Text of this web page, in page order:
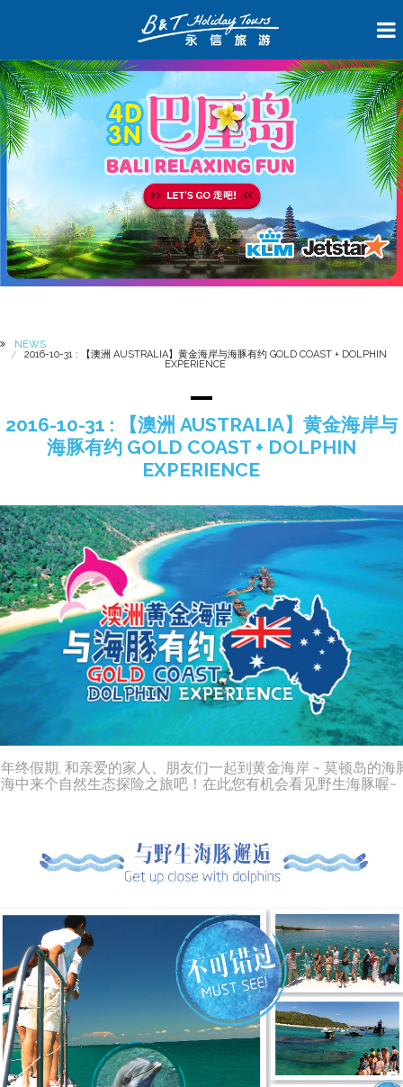
NEWS
2016-10-31 : 【澳洲 AUSTRALIA】黄金海岸与海豚有约 GOLD COAST + DOLPHIN
EXPERIENCE
2016-10-31 : 【澳洲 AUSTRALIA】黄金海岸与
海豚有约 GOLD COAST + DOLPHIN
EXPERIENCE
终假期, 和亲爱的家人、朋友们一起到黄金海岸 ~ 莫顿岛的海
中来个自然生态探险之旅吧！在此您有机会看见野生海豚喔~